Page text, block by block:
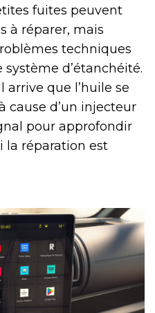
fuites peuvent
à réparer, mais
techniques
d’étanchéité.
arrive que l’huile se
cause d’un injecteur
pour approfondir
la réparation est